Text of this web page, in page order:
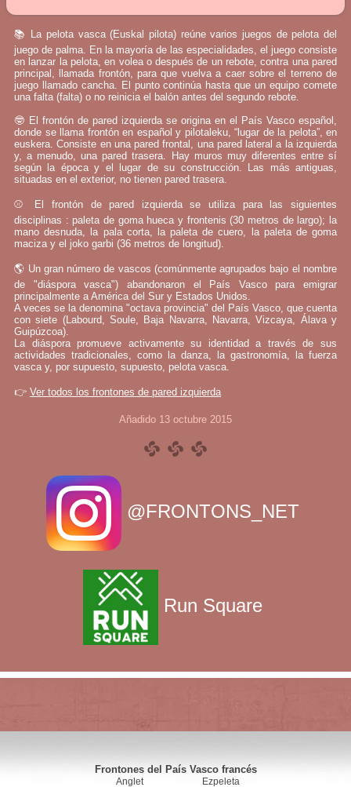
📚 La pelota vasca (Euskal pilota) reúne varios juegos de pelota del
juego de palma. En la mayoría de las especialidades, el juego consiste
en lanzar la pelota, en volea o después de un rebote, contra una pared
principal, llamada frontón, para que vuelva a caer sobre el terreno de
juego llamado cancha. El punto continúa hasta que un equipo comete
una falta (falta) o no reinicia el balón antes del segundo rebote.
🤓 El frontón de pared izquierda se origina en el País Vasco español,
donde se llama frontón en español y pilotaleku, “lugar de la pelota”, en
euskera. Consiste en una pared frontal, una pared lateral a la izquierda
y, a menudo, una pared trasera. Hay muros muy diferentes entre sí
según la época y el lugar de su construcción. Las más antiguas,
situadas en el exterior, no tienen pared trasera.
⚾ El frontón de pared izquierda se utiliza para las siguientes
disciplinas : paleta de goma hueca y frontenis (30 metros de largo); la
mano desnuda, la pala corta, la paleta de cuero, la paleta de goma
maciza y el joko garbi (36 metros de longitud).
🌎 Un gran número de vascos (comúnmente agrupados bajo el nombre
de "diáspora vasca") abandonaron el País Vasco para emigrar
principalmente a América del Sur y Estados Unidos.
A veces se la denomina "octava provincia" del País Vasco, que cuenta
con siete (Labourd, Soule, Baja Navarra, Navarra, Vizcaya, Álava y
Guipúzcoa).
La diáspora promueve activamente su identidad a través de sus
actividades tradicionales, como la danza, la gastronomía, la fuerza
vasca y, por supuesto, supuesto, pelota vasca.
👉 Ver todos los frontones de pared izquierda
Añadido 13 octubre 2015
@FRONTONS_NET
Run Square
Frontones del País Vasco francés
Anglet Ezpeleta